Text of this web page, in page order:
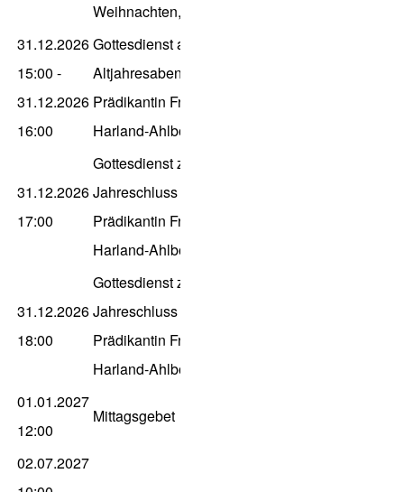
Weihnachten, P. Gleitz
31.12.2026
15:00 -
31.12.2026
16:00
Gottesdienst am
Altjahresabend mit
Prädikantin Frauke
Harland-Ahlborn
31.12.2026
17:00
Gottesdienst zum
Jahreschluss K.H. mit
Prädikantin Frauke
Harland-Ahlborn
31.12.2026
18:00
Gottesdienst zum
Jahreschluss mit
Prädikantin Frauke
Harland-Ahlborn
01.01.2027
12:00
Mittagsgebet
02.07.2027